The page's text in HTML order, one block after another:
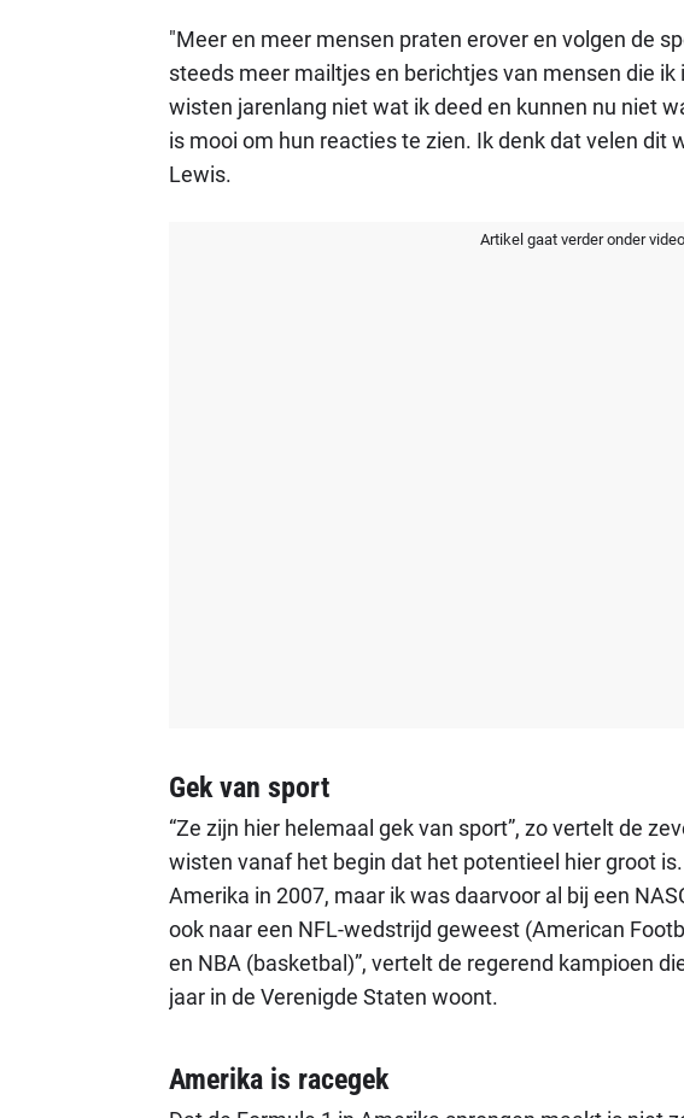
"Meer en meer mensen praten erover en volgen de
steeds meer mailtjes en berichtjes van mensen die
wisten jarenlang niet wat ik deed en kunnen nu niet
is mooi om hun reacties te zien. Ik denk dat velen dit
Lewis.
Artikel gaat verder onder video
Gek van sport
“Ze zijn hier helemaal gek van sport”, zo vertelt de
wisten vanaf het begin dat het potentieel hier groot
Amerika in 2007, maar ik was daarvoor al bij een
ook naar een NFL-wedstrijd geweest (American
en NBA (basketbal)”, vertelt de regerend kampioen
jaar in de Verenigde Staten woont.
Amerika is racegek